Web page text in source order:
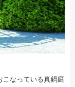
こなっている真鍋庭